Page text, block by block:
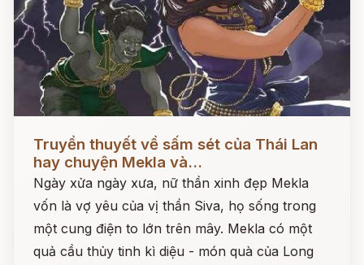
Đọc ngay
Truyền thuyết về sấm sét của Thái Lan
hay chuyện Mekla và...
Ngày xửa ngày xưa, nữ thần xinh đẹp Mekla
vốn là vợ yêu của vị thần Siva, họ sống trong
một cung điện to lớn trên mây. Mekla có một
quả cầu thủy tinh kì diệu - món quà của Long